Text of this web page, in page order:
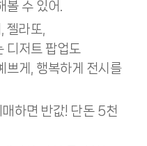
볼 수 있어.
젤라또,
디저트 팝업도
쁘게, 행복하게 전시를
하면 반값! 단돈 5천